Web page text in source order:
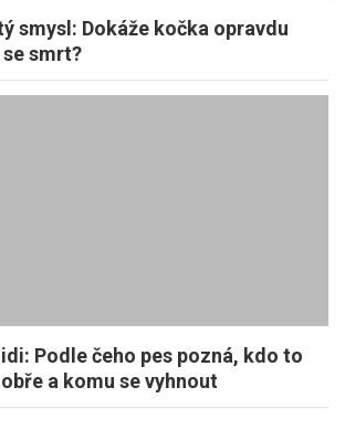
smysl: Dokáže kočka opravdu
smrt?
Podle čeho pes pozná, kdo to
a komu se vyhnout